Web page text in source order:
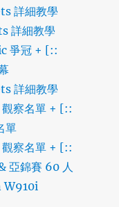
詳細教學
詳細教學
爭冠 + [::
詳細教學
察名單 + [::
單
察名單 + [::
亞錦賽 60 人
W910i